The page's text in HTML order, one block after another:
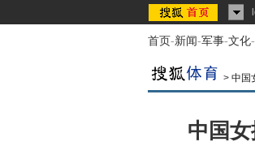
首页-新闻-军事-文化-
> 中国
中国